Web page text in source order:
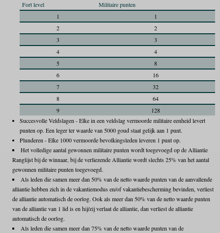
Fort level
Militaire punten
1
1
2
2
3
3
4
4
5
8
6
16
7
32
8
64
9
128
Succesvolle Veldslagen - Elke in een veldslag vermoorde militaire eenheid levert
punten op. Een leger ter waarde van 5000 goud staat gelijk aan 1 punt.
Plunderen - Elke 1000 vermoorde bevolkingsleden leveren 1 punt op.
Het volledige aantal gewonnen militaire punten wordt toegevoegd op de Alliantie
Ranglijst bij de winnaar, bij de verliezende Alliantie wordt slechts 25% van het aantal
gewonnen militaire punten toegevoegd.
Als leden die samen meer dan 50% van de netto waarde punten van de aanvallende
alliantie hebben zich in de vakantiemodus en/of vakantiebescherming bevinden, verliest
de alliantie automatisch de oorlog. Ook als meer dan 50% van de netto waarde punten
van de alliantie van 1 lid is en hij/zij verlaat de alliantie, dan verliest de alliantie
automatisch de oorlog.
Als leden die samen meer dan 75% van de netto waarde punten van de